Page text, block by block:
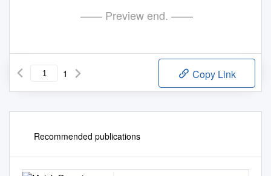
—— Preview end. ——
1 Copy Link
Recommended publications